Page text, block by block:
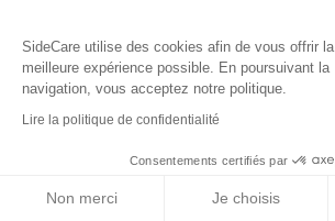
Mentions légales
CGU & RGPD
Cookies
NOS APPS
App Store
SideCare utilise des cookies afin de vous offrir la
meilleure expérience possible. En poursuivant la
navigation, vous acceptez notre politique.
Lire la politique de confidentialité
Consentements certifiés par
Non merci Je choisis